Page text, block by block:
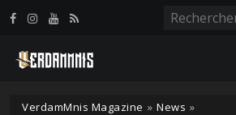
VerdamMnis Magazine » News »
Panneau de gestion des cookies